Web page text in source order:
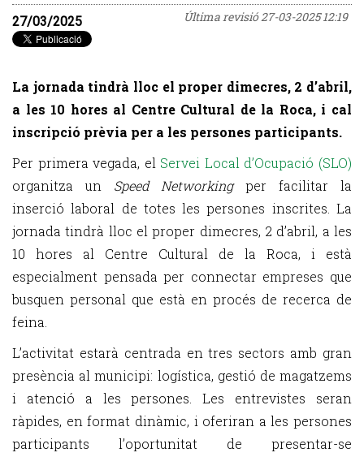
Última revisió27-03-2025 12:19
27/03/2025
La jornada tindrà lloc el proper dimecres, 2 d’abril,
a les 10 hores al Centre Cultural de la Roca, i cal
inscripció prèvia per a les persones participants.
Per primera vegada, el Servei Local d’Ocupació (SLO)
organitza un Speed Networkingper facilitar la
inserció laboral de totes les persones inscrites. La
jornada tindrà lloc el proper dimecres, 2 d’abril, a les
10 hores al Centre Cultural de la Roca, i està
especialment pensada per connectar empreses que
busquen personal que està en procés de recerca de
feina.
L’activitat estarà centrada en tres sectors amb gran
presència al municipi: logística, gestió de magatzems
i atenció a les persones. Les entrevistes seran
ràpides, en format dinàmic, i oferiran a les persones
participants l’oportunitat de presentar-se